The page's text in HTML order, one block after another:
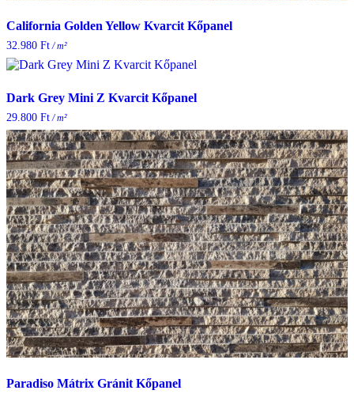
California Golden Yellow Kvarcit Kőpanel
32.980 Ft/ m²
Dark Grey Mini Z Kvarcit Kőpanel
29.800 Ft/ m²
Paradiso Mátrix Gránit Kőpanel